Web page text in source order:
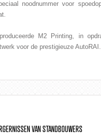
noodnummer voor
M2 Printing, in
voor de prestigieuze AutoRAI.
VAN STANDBOUWERS